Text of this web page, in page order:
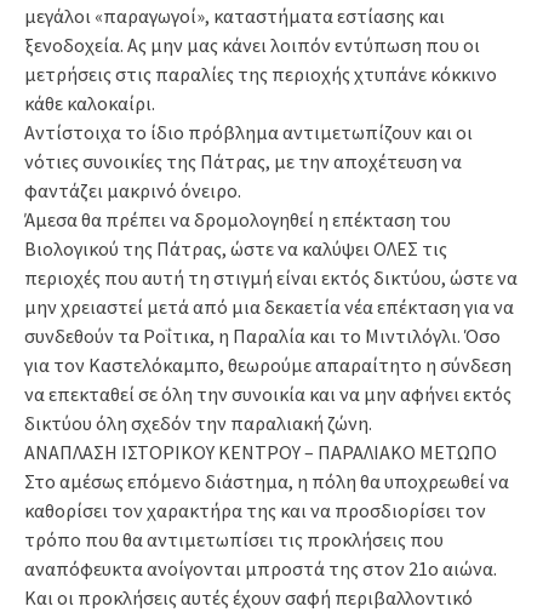
μεγάλοι «παραγωγοί», καταστήματα εστίασης και
ξενοδοχεία. Ας μην μας κάνει λοιπόν εντύπωση που οι
μετρήσεις στις παραλίες της περιοχής χτυπάνε κόκκινο
κάθε καλοκαίρι.
Αντίστοιχα το ίδιο πρόβλημα αντιμετωπίζουν και οι
νότιες συνοικίες της Πάτρας, με την αποχέτευση να
φαντάζει μακρινό όνειρο.
Άμεσα θα πρέπει να δρομολογηθεί η επέκταση του
Βιολογικού της Πάτρας, ώστε να καλύψει ΟΛΕΣ τις
περιοχές που αυτή τη στιγμή είναι εκτός δικτύου, ώστε να
μην χρειαστεί μετά από μια δεκαετία νέα επέκταση για να
συνδεθούν τα Ροΐτικα, η Παραλία και το Μιντιλόγλι. Όσο
για τον Καστελόκαμπο, θεωρούμε απαραίτητο η σύνδεση
να επεκταθεί σε όλη την συνοικία και να μην αφήνει εκτός
δικτύου όλη σχεδόν την παραλιακή ζώνη.
ΑΝΑΠΛΑΣΗ ΙΣΤΟΡΙΚΟΥ ΚΕΝΤΡΟΥ – ΠΑΡΑΛΙΑΚΟ ΜΕΤΩΠΟ
Στο αμέσως επόμενο διάστημα, η πόλη θα υποχρεωθεί να
καθορίσει τον χαρακτήρα της και να προσδιορίσει τον
τρόπο που θα αντιμετωπίσει τις προκλήσεις που
αναπόφευκτα ανοίγονται μπροστά της στον 21ο αιώνα.
Και οι προκλήσεις αυτές έχουν σαφή περιβαλλοντικό